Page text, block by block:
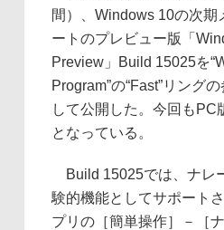
間）、Windows 10の次期
ートのプレビュー版「
Preview」Build 15025を
Program”の“Fast”リング
して公開した。今回もPC
となっている。
Build 15025では、ナレ
験的機能としてサポート
プリの［簡単操作］－［